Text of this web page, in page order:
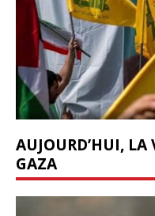
AUJOURD’HUI, LA
GAZA